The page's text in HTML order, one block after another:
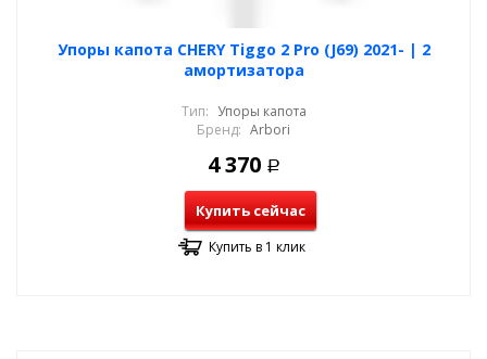
Упоры капота CHERY Tiggo 2 Pro (J69) 2021- | 2
амортизатора
Тип: Упоры капота
Бренд: Arbori
4 370 Р
Купить сейчас
Купить в 1 клик